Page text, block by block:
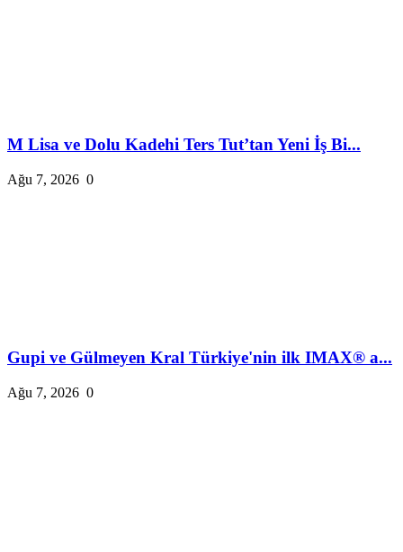
M Lisa ve Dolu Kadehi Ters Tut’tan Yeni İş Bi...
Ağu 7, 2026 0
Gupi ve Gülmeyen Kral Türkiye'nin ilk IMAX® a...
Ağu 7, 2026 0